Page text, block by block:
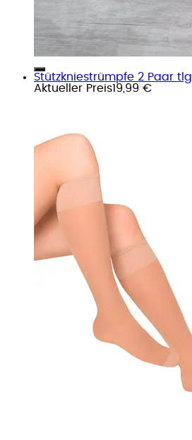
Stützkniestrümpfe 2 Paar tlg.
Aktueller Preis19,99 €